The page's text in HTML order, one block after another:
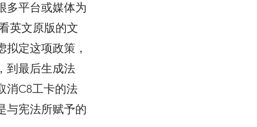
多平台或媒体为
英文原版的文
定这项政策，
到最后生成法
消C8工卡的法
与宪法所赋予的